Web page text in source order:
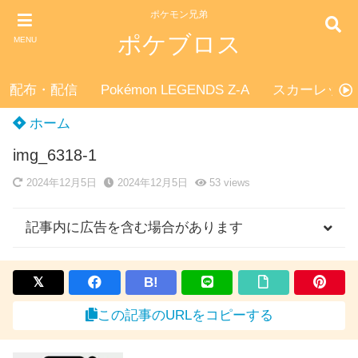
MENU
ポケモン兄弟
ポケブロス
配布・配信 Pokémon LEGENDS Z-A スカーレッ
ホーム
img_6318-1
2024年12月5日 2024年12月5日 53views
記事内に広告を含む場合があります
B!
この記事のURLをコピーする